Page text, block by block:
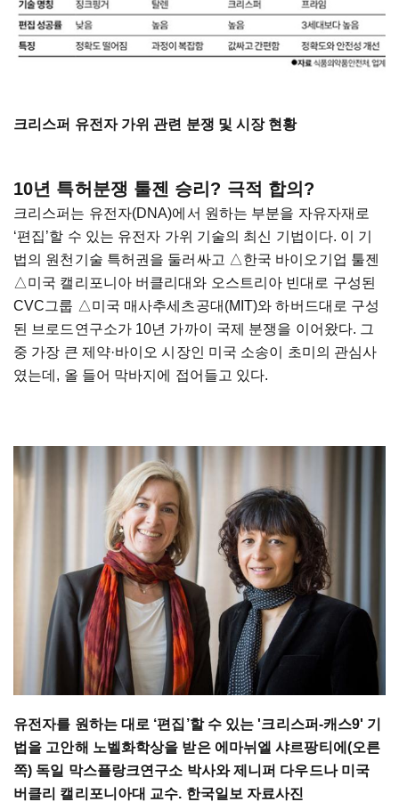
크리스퍼 유전자 가위 관련 분쟁 및 시장 현황
10년 특허분쟁 툴젠 승리? 극적 합의?
크리스퍼는 유전자(DNA)에서 원하는 부분을 자유자재로
‘편집’할 수 있는 유전자 가위 기술의 최신 기법이다. 이 기
법의 원천기술 특허권을 둘러싸고 △한국 바이오기업 툴젠
△미국 캘리포니아 버클리대와 오스트리아 빈대로 구성된
CVC그룹 △미국 매사추세츠공대(MIT)와 하버드대로 구성
된 브로드연구소가 10년 가까이 국제 분쟁을 이어왔다. 그
중 가장 큰 제약·바이오 시장인 미국 소송이 초미의 관심사
였는데, 올 들어 막바지에 접어들고 있다.
유전자를 원하는 대로 ‘편집’할 수 있는 '크리스퍼-캐스9' 기
법을 고안해 노벨화학상을 받은 에마뉘엘 샤르팡티에(오른
쪽) 독일 막스플랑크연구소 박사와 제니퍼 다우드나 미국
버클리 캘리포니아대 교수. 한국일보 자료사진